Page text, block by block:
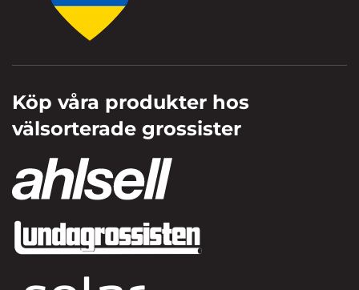
Köp våra produkter hos
välsorterade grossister